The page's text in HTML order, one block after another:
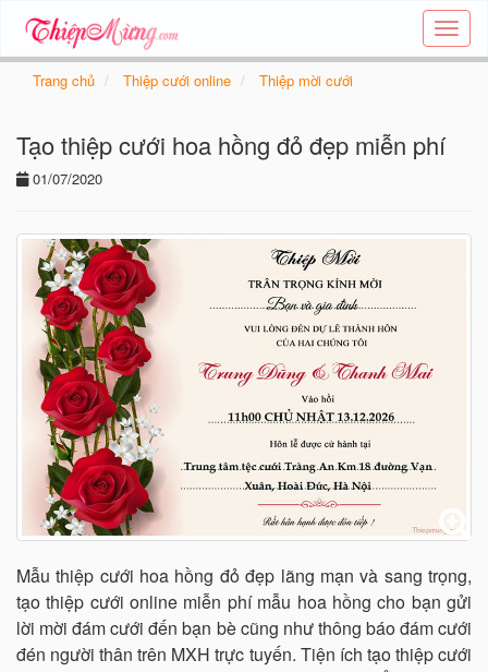
Tạo
thiệp
các
Trang chủ Thiệp cưới online Thiệp mời cưới
Tạo thiệp cưới hoa hồng đỏ đẹp miễn phí
01/07/2020
Mẫu thiệp cưới hoa hồng đỏ đẹp lãng mạn và sang trọng,
tạo thiệp cưới online miễn phí mẫu hoa hồng cho bạn gửi
lời mời đám cưới đến bạn bè cũng như thông báo đám cưới
đén người thân trên MXH trực tuyến. Tiện ích tạo thiệp cưới